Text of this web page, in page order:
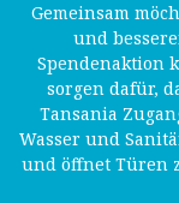
Gemeinsam
und
Spendenaktion
sorgen dafür,
Tansania
Wasser und
und öffnet Türen